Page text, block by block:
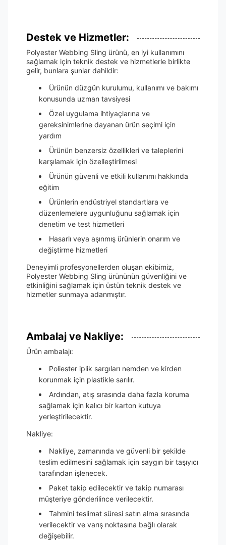
Destek ve Hizmetler:
Polyester Webbing Sling ürünü, en iyi kullanımını
sağlamak için teknik destek ve hizmetlerle birlikte
gelir, bunlara şunlar dahildir:
Ürünün düzgün kurulumu, kullanımı ve bakımı
konusunda uzman tavsiyesi
Özel uygulama ihtiyaçlarına ve
gereksinimlerine dayanan ürün seçimi için
yardım
Ürünün benzersiz özellikleri ve taleplerini
karşılamak için özelleştirilmesi
Ürünün güvenli ve etkili kullanımı hakkında
eğitim
Ürünlerin endüstriyel standartlara ve
düzenlemelere uygunluğunu sağlamak için
denetim ve test hizmetleri
Hasarlı veya aşınmış ürünlerin onarım ve
değiştirme hizmetleri
Deneyimli profesyonellerden oluşan ekibimiz,
Polyester Webbing Sling ürününün güvenliğini ve
etkinliğini sağlamak için üstün teknik destek ve
hizmetler sunmaya adanmıştır.
Ambalaj ve Nakliye:
Ürün ambalajı:
Poliester iplik sargıları nemden ve kirden
korunmak için plastikle sarılır.
Ardından, atış sırasında daha fazla koruma
sağlamak için kalıcı bir karton kutuya
yerleştirilecektir.
Nakliye:
Nakliye, zamanında ve güvenli bir şekilde
teslim edilmesini sağlamak için saygın bir taşıyıcı
tarafından işlenecek.
Paket takip edilecektir ve takip numarası
müşteriye gönderilince verilecektir.
Tahmini teslimat süresi satın alma sırasında
verilecektir ve varış noktasına bağlı olarak
değişebilir.